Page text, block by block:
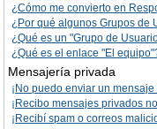
¿Cómo me convierto en
¿Por qué algunos Grupos de
¿Qué es un "Grupo de
¿Qué es el enlace "El
Mensajería privada
¡No puedo enviar un
¡Recibo mensajes privados
¡Recibí spam o correos